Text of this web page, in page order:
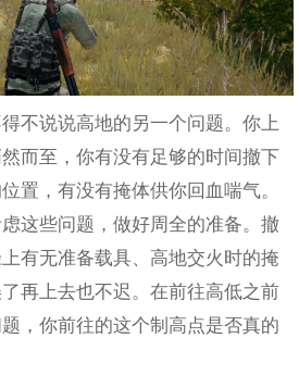
不说说高地的另一个问题。你上
而至，你有没有足够的时间撤下
置，有没有掩体供你回血喘气。
这些问题，做好周全的准备。撤
有无准备载具、高地交火时的掩
再上去也不迟。在前往高低之前
，你前往的这个制高点是否真的